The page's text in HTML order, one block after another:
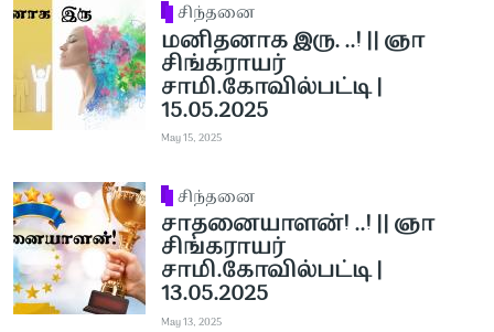
சிந்தனை
மனிதனாக இரு. ..! || ஞா
சிங்கராயர்
சாமி.கோவில்பட்டி |
15.05.2025
May 15, 2025
சிந்தனை
சாதனையாளன்! ..! || ஞா
சிங்கராயர்
சாமி.கோவில்பட்டி |
13.05.2025
May 13, 2025